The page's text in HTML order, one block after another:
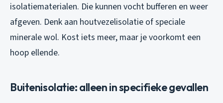
isolatiematerialen. Die kunnen vocht bufferen en weer
afgeven. Denk aan houtvezelisolatie of speciale
minerale wol. Kost iets meer, maar je voorkomt een
hoop ellende.
Buitenisolatie: alleen in specifieke gevallen